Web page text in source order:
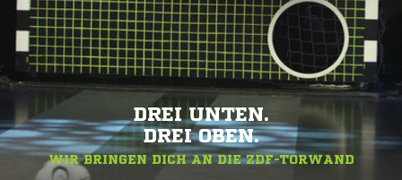
DREI UNTEN.
DREI OBEN.
WIR BRINGEN DICH AN DIE ZDF-TORWAND